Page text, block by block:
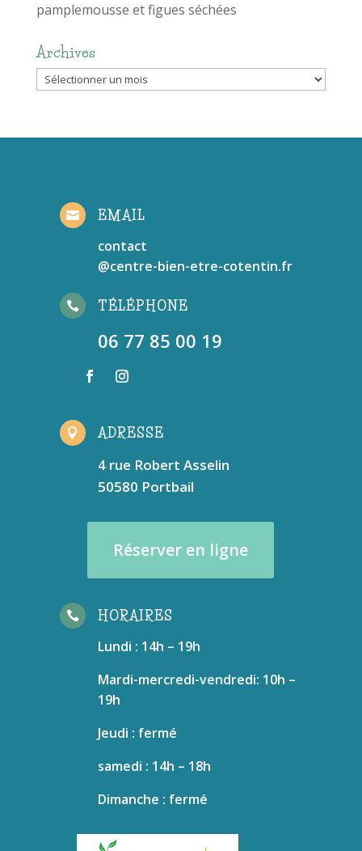
pamplemousse et figues séchées
Archives
Archives
 EMAIL
contact
@centre-bien-etre-cotentin.fr
 TÉLÉPHONE
06 77 85 00 19
 ADRESSE
4 rue Robert Asselin
50580 Portbail
Réserver en ligne
 HORAIRES
Lundi : 14h – 19h
Mardi-mercredi-vendredi: 10h –
19h
Jeudi : fermé
samedi : 14h – 18h
Dimanche : fermé